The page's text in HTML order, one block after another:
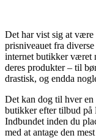
Det har vist sig at være
prisniveauet fra
internet butikker været
deres produkter – til
drastisk, og endda
Det kan dog til hver en
butikker efter tilbud på
Indbundet inden du
med at antage den